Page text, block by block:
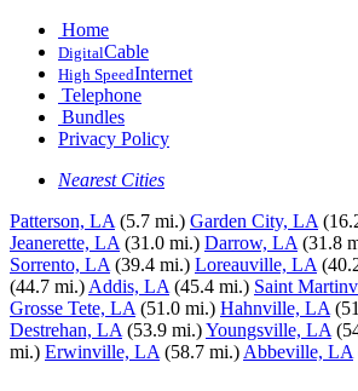
Home
DigitalCable
High SpeedInternet
Telephone
Bundles
Privacy Policy
Nearest Cities
Patterson, LA (5.7 mi.) Garden City, LA
Jeanerette, LA (31.0 mi.) Darrow, LA (31.8
Sorrento, LA (39.4 mi.) Loreauville, LA
(44.7 mi.) Addis, LA (45.4 mi.) Saint
Grosse Tete, LA (51.0 mi.) Hahnville, LA
Destrehan, LA (53.9 mi.)Youngsville, LA
mi.) Erwinville, LA (58.7 mi.) Abbeville, LA